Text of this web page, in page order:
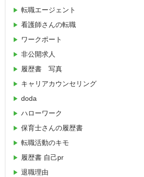
転職エージェント
看護師さんの転職
ワークポート
非公開求人
履歴書 写真
キャリアカウンセリング
doda
ハローワーク
保育士さんの履歴書
転職活動のキモ
履歴書 自己pr
退職理由